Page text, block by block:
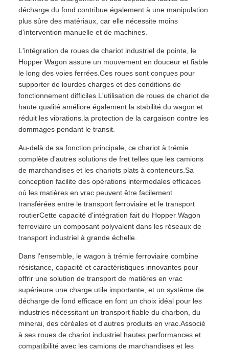
décharge du fond contribue également à une manipulation
plus sûre des matériaux, car elle nécessite moins
d'intervention manuelle et de machines.
L'intégration de roues de chariot industriel de pointe, le
Hopper Wagon assure un mouvement en douceur et fiable
le long des voies ferrées.Ces roues sont conçues pour
supporter de lourdes charges et des conditions de
fonctionnement difficiles.L'utilisation de roues de chariot de
haute qualité améliore également la stabilité du wagon et
réduit les vibrations.la protection de la cargaison contre les
dommages pendant le transit.
Au-delà de sa fonction principale, ce chariot à trémie
complète d'autres solutions de fret telles que les camions
de marchandises et les chariots plats à conteneurs.Sa
conception facilite des opérations intermodales efficaces
où les matières en vrac peuvent être facilement
transférées entre le transport ferroviaire et le transport
routierCette capacité d'intégration fait du Hopper Wagon
ferroviaire un composant polyvalent dans les réseaux de
transport industriel à grande échelle.
Dans l'ensemble, le wagon à trémie ferroviaire combine
résistance, capacité et caractéristiques innovantes pour
offrir une solution de transport de matières en vrac
supérieure.une charge utile importante, et un système de
décharge de fond efficace en font un choix idéal pour les
industries nécessitant un transport fiable du charbon, du
minerai, des céréales et d'autres produits en vrac.Associé
à ses roues de chariot industriel hautes performances et
compatibilité avec les camions de marchandises et les